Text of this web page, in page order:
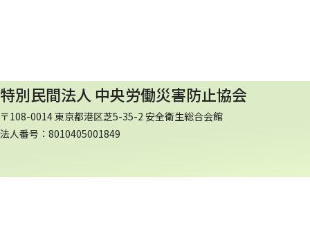
特別民間法人 中央労働災害防止協会
〒108-0014 東京都港区芝5-35-2 安全衛生総合会館
法人番号：8010405001849